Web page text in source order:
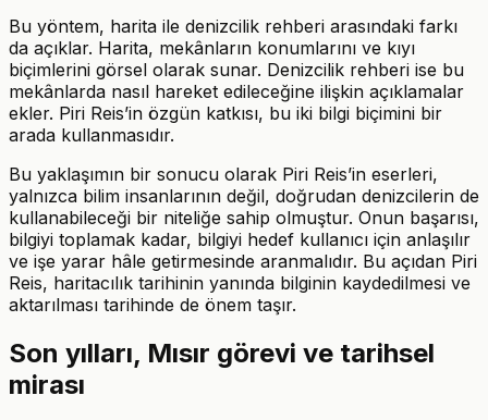
Bu yöntem, harita ile denizcilik rehberi arasındaki farkı
da açıklar. Harita, mekânların konumlarını ve kıyı
biçimlerini görsel olarak sunar. Denizcilik rehberi ise bu
mekânlarda nasıl hareket edileceğine ilişkin açıklamalar
ekler. Piri Reis’in özgün katkısı, bu iki bilgi biçimini bir
arada kullanmasıdır.
Bu yaklaşımın bir sonucu olarak Piri Reis’in eserleri,
yalnızca bilim insanlarının değil, doğrudan denizcilerin de
kullanabileceği bir niteliğe sahip olmuştur. Onun başarısı,
bilgiyi toplamak kadar, bilgiyi hedef kullanıcı için anlaşılır
ve işe yarar hâle getirmesinde aranmalıdır. Bu açıdan Piri
Reis, haritacılık tarihinin yanında bilginin kaydedilmesi ve
aktarılması tarihinde de önem taşır.
Son yılları, Mısır görevi ve tarihsel
mirası